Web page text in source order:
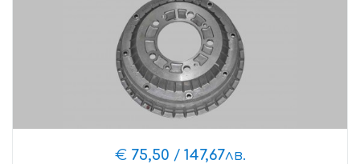
€ 75,50 / 147,67лв.